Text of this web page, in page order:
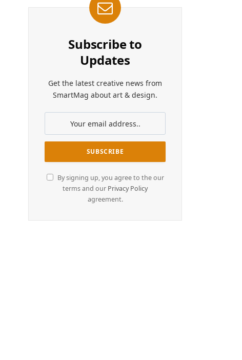
Subscribe to
Updates
Get the latest creative news from
SmartMag about art & design.
By signing up, you agree to the our
terms and our Privacy Policy
agreement.